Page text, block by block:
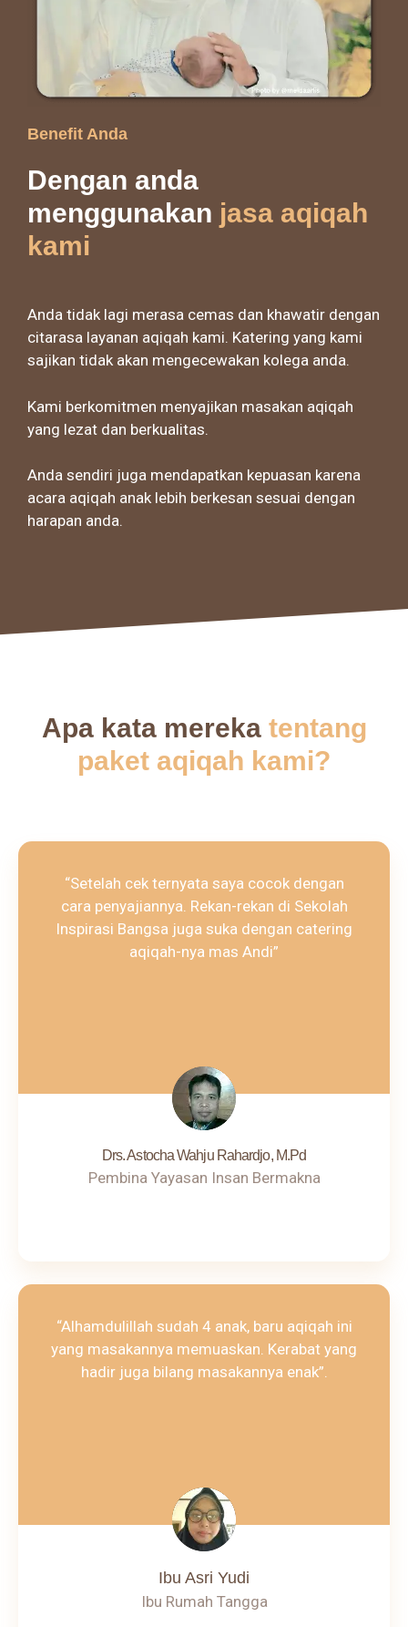
Benefit Anda
Dengan anda
menggunakan jasa aqiqah
kami
Anda tidak lagi merasa cemas dan khawatir dengan
citarasa layanan aqiqah kami. Katering yang kami
sajikan tidak akan mengecewakan kolega anda.
Kami berkomitmen menyajikan masakan aqiqah
yang lezat dan berkualitas.
Anda sendiri juga mendapatkan kepuasan karena
acara aqiqah anak lebih berkesan sesuai dengan
harapan anda.
Apa kata merekatentang
paket aqiqah kami?
“Setelah cek ternyata saya cocok dengan
cara penyajiannya. Rekan-rekan di Sekolah
Inspirasi Bangsa juga suka dengan catering
aqiqah-nya mas Andi”
Drs. Astocha Wahju Rahardjo, M.Pd
Pembina Yayasan Insan Bermakna
“Alhamdulillah sudah 4 anak, baru aqiqah ini
yang masakannya memuaskan. Kerabat yang
hadir juga bilang masakannya enak”.
Ibu Asri Yudi
Ibu Rumah Tangga